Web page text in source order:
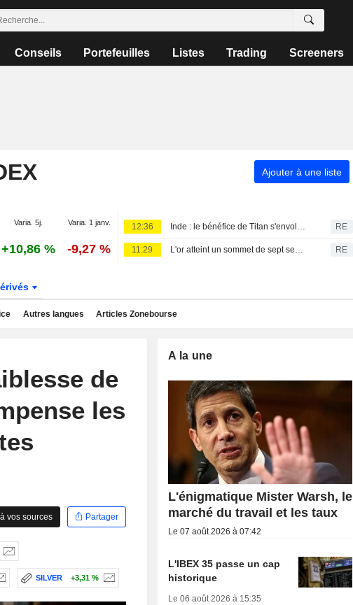
Conseils Portefeuilles Listes Trading Screeners
Ajouter à une liste
Varia. 5j. Varia. 1 janv.
+10,86 % -9,27 %
12:36 Inde : le bénéfice de Titan s'envole grâce à la vigueur de la demande de bijoux RE
11:29 L'or atteint un sommet de sept semaines, les chiffres décevants de l'emploi américain douchant les espoirs de hausse des taux RE
Autres langues Articles Zonebourse
de
les
vos sources
Partager
SILVER +3,31 %
A la une
L'énigmatique Mister Warsh, le
marché du travail et les taux
Le 07 août 2026 à 07:42
L'IBEX 35 passe un cap
historique
Le 06 août 2026 à 15:35